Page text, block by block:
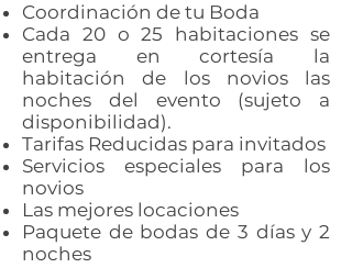
Coordinación de tu Boda
Cada 20 o 25 habitaciones se
entrega en cortesía la
habitación de los novios las
noches del evento (sujeto a
disponibilidad).
Tarifas Reducidas para invitados
Servicios especiales para los
novios
Las mejores locaciones
Paquete de bodas de 3 días y 2
noches